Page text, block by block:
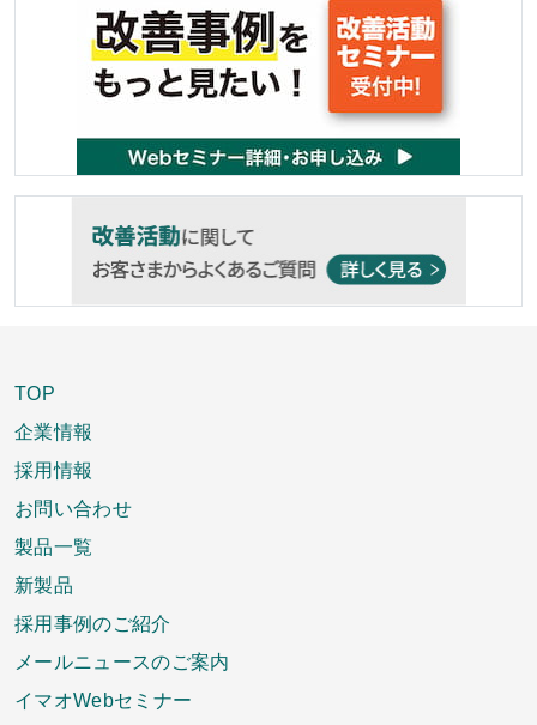
TOP
企業情報
採用情報
お問い合わせ
製品一覧
新製品
採用事例のご紹介
メールニュースのご案内
イマオWebセミナー